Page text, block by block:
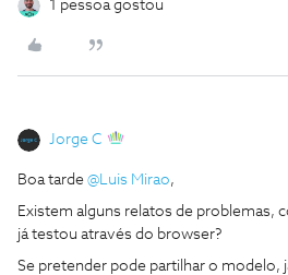
1 pessoa gostou
Jorge C
Boa tarde @Luis Mirao,
Existem alguns relatos de problemas,
já testou através do browser?
Se pretender pode partilhar o modelo,